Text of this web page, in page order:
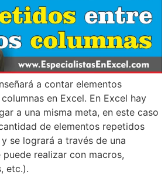
a contar elementos
en Excel. En Excel hay
a una misma meta, en este caso
de elementos repetidos
se logrará a través de una
realizar con macros,
etc.).